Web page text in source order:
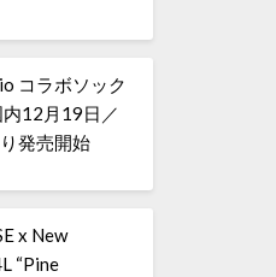
コラボソック
12月19日／
発売開始
x New
“Pine